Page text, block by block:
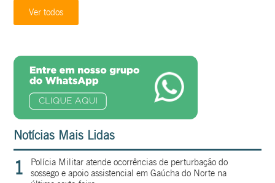
Ver todos
Notícias Mais Lidas
1
Polícia Militar atende ocorrências de perturbação do
sossego e apoio assistencial em Gaúcha do Norte na